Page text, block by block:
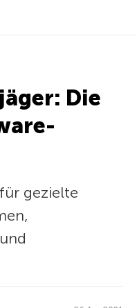
Blog von Kaspersky
Die
gezielte